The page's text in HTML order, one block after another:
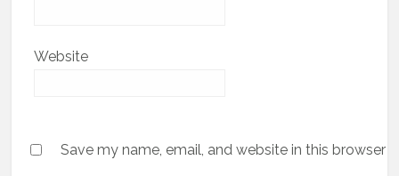
Website
Save my name, email, and website in this browser